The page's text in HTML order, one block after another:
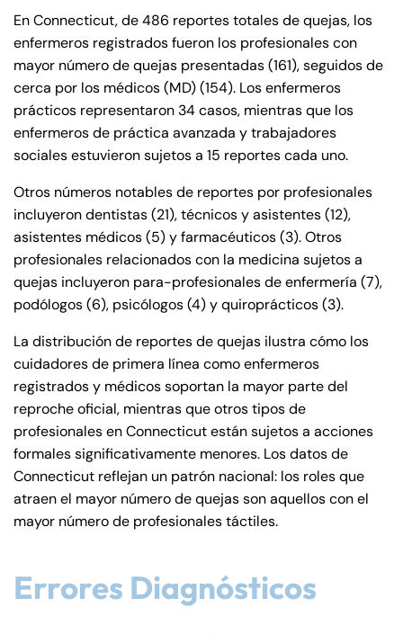
En Connecticut, de 486 reportes totales de quejas, los
enfermeros registrados fueron los profesionales con
mayor número de quejas presentadas (161), seguidos de
cerca por los médicos (MD) (154). Los enfermeros
prácticos representaron 34 casos, mientras que los
enfermeros de práctica avanzada y trabajadores
sociales estuvieron sujetos a 15 reportes cada uno.
Otros números notables de reportes por profesionales
incluyeron dentistas (21), técnicos y asistentes (12),
asistentes médicos (5) y farmacéuticos (3). Otros
profesionales relacionados con la medicina sujetos a
quejas incluyeron para-profesionales de enfermería (7),
podólogos (6), psicólogos (4) y quiroprácticos (3).
La distribución de reportes de quejas ilustra cómo los
cuidadores de primera línea como enfermeros
registrados y médicos soportan la mayor parte del
reproche oficial, mientras que otros tipos de
profesionales en Connecticut están sujetos a acciones
formales significativamente menores. Los datos de
Connecticut reflejan un patrón nacional: los roles que
atraen el mayor número de quejas son aquellos con el
mayor número de profesionales táctiles.
Errores Diagnósticos